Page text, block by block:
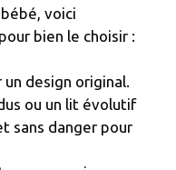
voici
pour bien le choisir :
design original.
ou un lit évolutif
sans danger pour